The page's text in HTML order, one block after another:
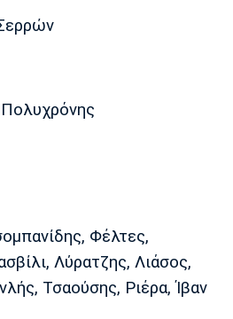
Φέλτες,
Λύρατζης, Λιάσος,
Τσαούσης, Ριέρα, Ίβαν